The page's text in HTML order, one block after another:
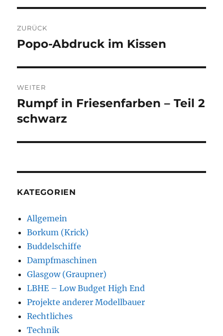
ZURÜCK
Vorheriger
Popo-Abdruck im Kissen
WEITER
Nächster
Beitrag:
Rumpf in Friesenfarben – Teil 2
schwarz
KATEGORIEN
Allgemein
Borkum (Krick)
Buddelschiffe
Dampfmaschinen
Glasgow (Graupner)
LBHE – Low Budget High End
Projekte anderer Modellbauer
Rechtliches
Technik